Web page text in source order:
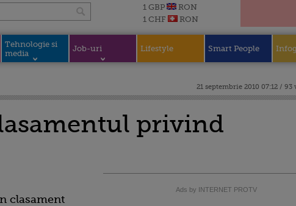
1 GBP
RON
1 CHF
RON
Tehnologie si
media
Job-uri Lifestyle Smart People
21 septembrie 2010 07:12 /
privind
clasament
Ads by INTERNET PROTV